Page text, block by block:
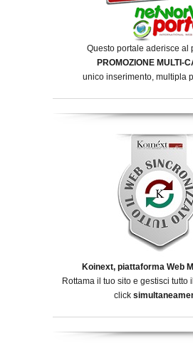
Questo portale aderisce al
PROMOZIONE MULTI-
unico inserimento, multipla
Koinext, piattaforma Web
Rottama il tuo sito e gestisci tutto
click